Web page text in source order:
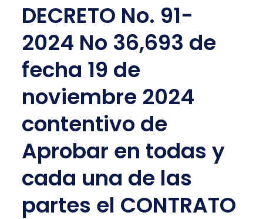
DECRETO No. 91-
2024 No 36,693 de
fecha 19 de
noviembre 2024
contentivo de
Aprobar en todas y
cada una de las
partes el CONTRATO